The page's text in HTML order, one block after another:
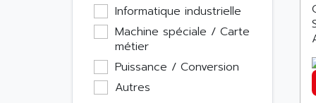
Informatique industrielle
Machine spéciale / Carte
métier
Puissance / Conversion
Autres